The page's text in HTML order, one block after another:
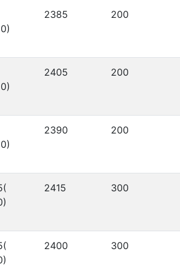
2385 200
2405 200
2390 200
2415 300
2400 300